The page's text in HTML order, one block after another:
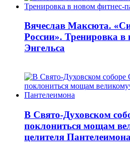
Вячеслав Максюта.
России». Тренировка в
Энгельса
В Свято-Духовском
поклониться мощам
целителя Пантелеимона